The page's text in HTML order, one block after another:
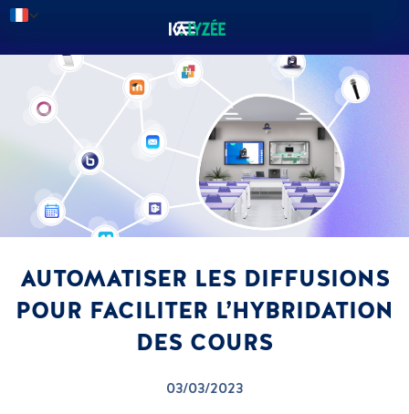
AUTOMATISER LES DIFFUSIONS
POUR FACILITER L’HYBRIDATION
DES COURS
03/03/2023